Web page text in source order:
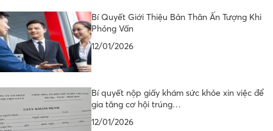
Bí Quyết Giới Thiệu Bản Thân Ấn Tượng Khi
Phỏng Vấn
12/01/2026
Bí quyết nộp giấy khám sức khỏe xin việc để
gia tăng cơ hội trúng…
12/01/2026